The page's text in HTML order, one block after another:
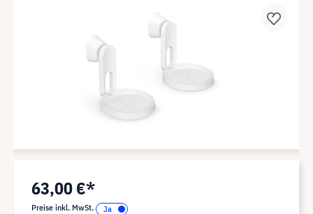
63,00 €*
Preise inkl. MwSt.